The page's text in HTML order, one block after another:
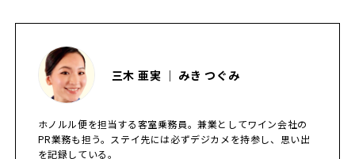
三木 亜実 ｜ みき つぐみ
ホノルル便を担当する客室乗務員。兼業としてワイン会社の
PR業務も担う。ステイ先には必ずデジカメを持参し、思い出
を記録している。